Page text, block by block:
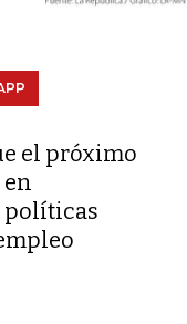
el próximo
políticas